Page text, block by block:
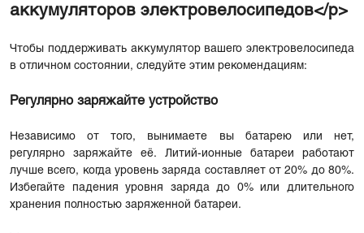
аккумуляторов электровелосипедов</p>
Чтобы поддерживать аккумулятор вашего электровелосипеда
в отличном состоянии, следуйте этим рекомендациям:
Регулярно заряжайте устройство
Независимо от того, вынимаете вы батарею или нет,
регулярно заряжайте её. Литий-ионные батареи работают
лучше всего, когда уровень заряда составляет от 20% до 80%.
Избегайте падения уровня заряда до 0% или длительного
хранения полностью заряженной батареи.